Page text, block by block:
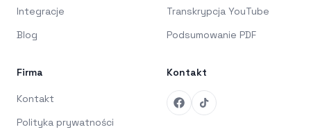
Integracje
Blog
Transkrypcja YouTube
Podsumowanie PDF
Firma
Kontakt
Polityka prywatności
Kontakt